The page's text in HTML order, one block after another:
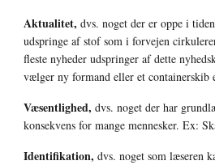
Aktualitet, dvs. noget der er oppe i
udspringe af stof som i forvejen
fleste nyheder udspringer af dette
vælger ny formand eller et containerskib
Væsentlighed, dvs. noget der har
konsekvens for mange mennesker. Ex:
Identifikation, dvs. noget som læseren